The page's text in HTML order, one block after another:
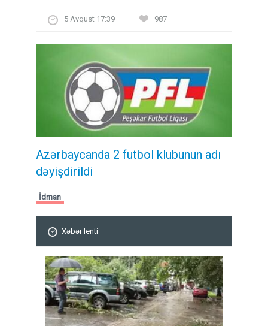
5 Avqust 17:39 987
Azərbaycanda 2 futbol klubunun adı
dəyişdirildi
İdman
Xəbər lenti